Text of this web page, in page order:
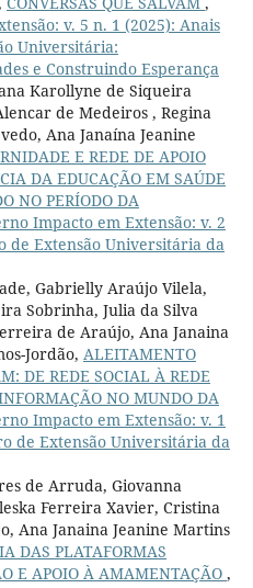
v. 5 n. 1 (2025): Anais
Universitária:
e Construindo Esperança
Karollyne de Siqueira
de Medeiros , Regina
Ana Janaína Jeanine
E REDE DE APOIO
DA EDUCAÇÃO EM SAÚDE
NO PERÍODO DA
Impacto em Extensão: v. 2
de Extensão Universitária da
Gabrielly Araújo Vilela,
Sobrinha, Julia da Silva
de Araújo, Ana Janaina
Jordão, ALEITAMENTO
DE REDE SOCIAL À REDE
NO MUNDO DA
Impacto em Extensão: v. 1
de Extensão Universitária da
de Arruda, Giovanna
Ferreira Xavier, Cristina
Ana Janaina Jeanine Martins
DAS PLATAFORMAS
E APOIO À AMAMENTAÇÃO ,